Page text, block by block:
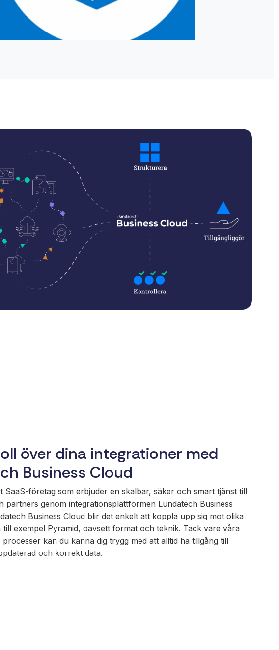
över dina integrationer med
Business Cloud
SaaS-företag som erbjuder en skalbar, säker och smart tjänst till
partners genom integrationsplattformen Lundatech Business
Business Cloud blir det enkelt att koppla upp sig mot olika
till exempel Pyramid, oavsett format och teknik. Tack vare våra
processer kan du känna dig trygg med att alltid ha tillgång till
och korrekt data.